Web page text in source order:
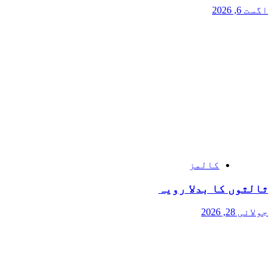
اگست 6, 2026
کالمز
ثالثوں کا بدلا رویہ
جولائی 28, 2026